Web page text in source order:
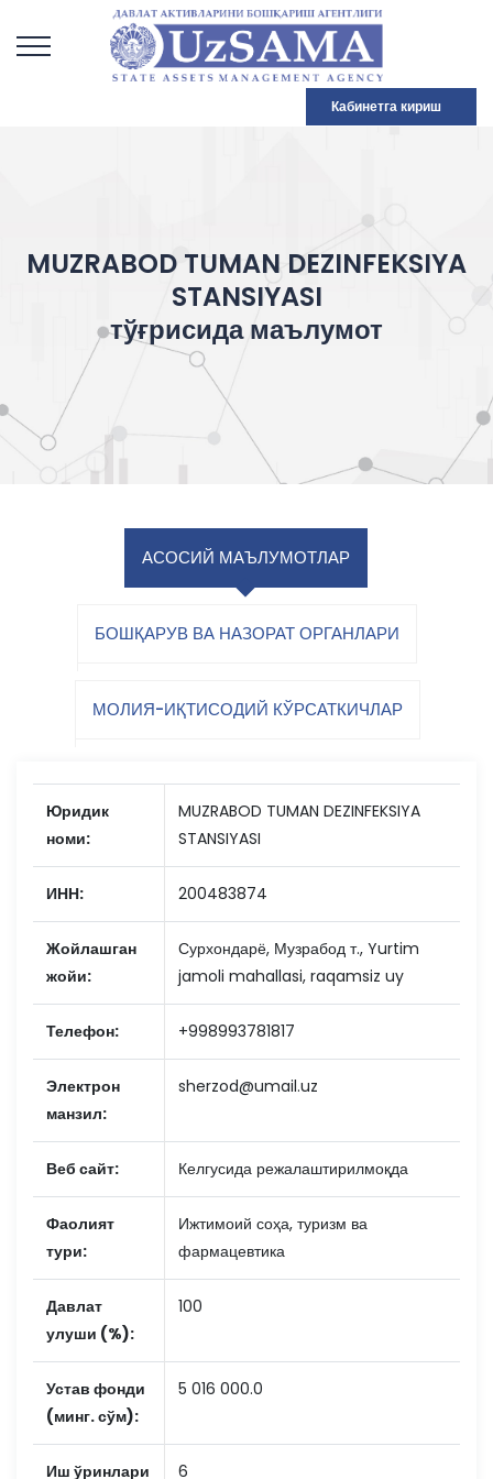
Кабинетга кириш
MUZRABOD TUMAN DEZINFEKSIYA
STANSIYASI
тўғрисида маълумот
АСОСИЙ МАЪЛУМОТЛАР
БОШҚАРУВ ВА НАЗОРАТ ОРГАНЛАРИ
МОЛИЯ-ИҚТИСОДИЙ КЎРСАТКИЧЛАР
Юридик
номи:
MUZRABOD TUMAN DEZINFEKSIYA
STANSIYASI
ИНН: 200483874
Жойлашган
жойи:
Сурхондарё, Музрабод т., Yurtim
jamoli mahallasi, raqamsiz uy
Телефон: +998993781817
Электрон
манзил:
sherzod@umail.uz
Веб сайт: Келгусида режалаштирилмоқда
Фаолият
тури:
Ижтимоий соҳа, туризм ва
фармацевтика
Давлат
улуши (%):
100
Устав фонди
(минг. сўм):
5 016 000.0
Иш ўринлари 6